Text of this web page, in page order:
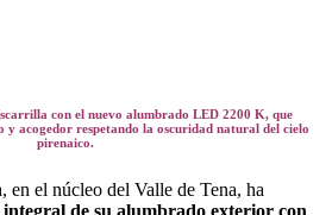
con el nuevo alumbrado LED 2200 K, que
y acogedor respetando la oscuridad natural del cielo
pirenaico.
el núcleo del Valle de Tena, ha